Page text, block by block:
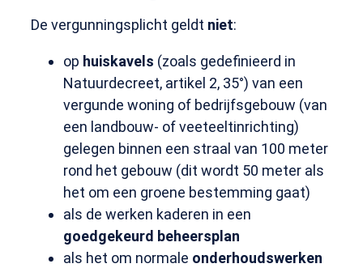
De vergunningsplicht geldt niet:
op huiskavels (zoals gedefinieerd in
Natuurdecreet, artikel 2, 35°) van een
vergunde woning of bedrijfsgebouw (van
een landbouw- of veeteeltinrichting)
gelegen binnen een straal van 100 meter
rond het gebouw (dit wordt 50 meter als
het om een groene bestemming gaat)
als de werken kaderen in een
goedgekeurd beheersplan
als het om normale onderhoudswerken